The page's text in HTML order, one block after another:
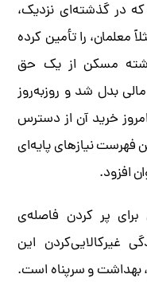
در گذشته‌ای نزدیک،
معلمان، را تأمین کرده
مسکن از یک حق
بدل شد و روزبه‌روز
خرید آن از دسترس
نیازهای پایه‌ای
افزود.
پر کردن فاصله‌ی
غیرکالایی‌کردن این
و سرپناه است.